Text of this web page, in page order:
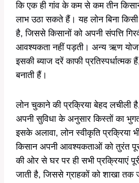
कि एक ही गांव के कम से कम तीन
लाभ उठा सकते हैं। यह लोन बिना किसी
है, जिससे किसानों को अपनी संपत्ति
आवश्यकता नहीं पड़ती। अन्य ऋण
इसकी ब्याज दरें काफी प्रतिस्पर्धात्मक
बनाती हैं।
लोन चुकाने की प्रक्रिया बेहद लचीली
अपनी सुविधा के अनुसार किस्तों का
इसके अलावा, लोन स्वीकृति प्रक्रिया
किसान अपनी आवश्यकताओं को तुरंत
की ओर से घर पर ही सभी प्रक्रियाएं
जाती है, जिससे ग्राहकों को शाखा तक